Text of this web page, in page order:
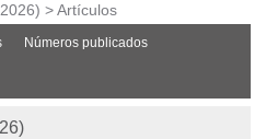
>Artículos
Números publicados